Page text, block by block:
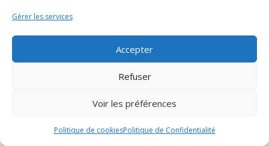
Gérer les services
Accepter
Refuser
Voir les préférences
Politique de cookiesPolitique de Confidentialité